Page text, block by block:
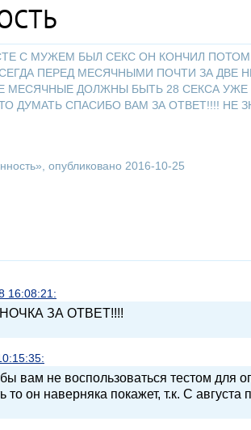
С МУЖЕМ БЫЛ СЕКС ОН КОНЧИЛ
ПЕРЕД МЕСЯЧНЫМИ ПОЧТИ ЗА ДВЕ
МЕСЯЧНЫЕ ДОЛЖНЫ БЫТЬ 28 СЕКСА
ДУМАТЬ СПАСИБО ВАМ ЗА ОТВЕТ!!!! НЕ
», опубликовано 2016-10-25
16:08:21:
ЗА ОТВЕТ!!!!
вам не воспользоваться тестом для
то он наверняка покажет, т.к. С